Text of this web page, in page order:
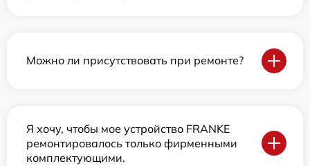
Можно ли присутствовать при ремонте?
Я хочу, чтобы мое устройство FRANKE
ремонтировалось только фирменными
комплектующими.